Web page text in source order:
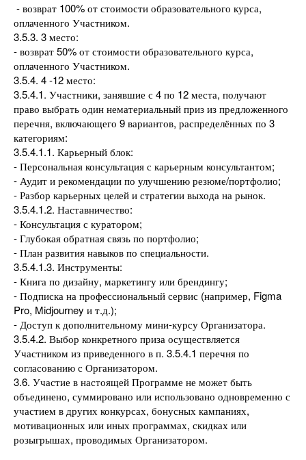
- возврат 100% от стоимости образовательного курса,
оплаченного Участником.
3.5.3. 3 место:
- возврат 50% от стоимости образовательного курса,
оплаченного Участником.
3.5.4. 4 -12 место:
3.5.4.1. Участники, занявшие с 4 по 12 места, получают
право выбрать один нематериальный приз из предложенного
перечня, включающего 9 вариантов, распределённых по 3
категориям:
3.5.4.1.1. Карьерный блок:
- Персональная консультация с карьерным консультантом;
- Аудит и рекомендации по улучшению резюме/портфолио;
- Разбор карьерных целей и стратегии выхода на рынок.
3.5.4.1.2. Наставничество:
- Консультация с куратором;
- Глубокая обратная связь по портфолио;
- План развития навыков по специальности.
3.5.4.1.3. Инструменты:
- Книга по дизайну, маркетингу или брендингу;
- Подписка на профессиональный сервис (например, Figma
Pro, Midjourney и т.д.);
- Доступ к дополнительному мини-курсу Организатора.
3.5.4.2. Выбор конкретного приза осуществляется
Участником из приведенного в п. 3.5.4.1 перечня по
согласованию с Организатором.
3.6. Участие в настоящей Программе не может быть
объединено, суммировано или использовано одновременно с
участием в других конкурсах, бонусных кампаниях,
мотивационных или иных программах, скидках или
розыгрышах, проводимых Организатором.